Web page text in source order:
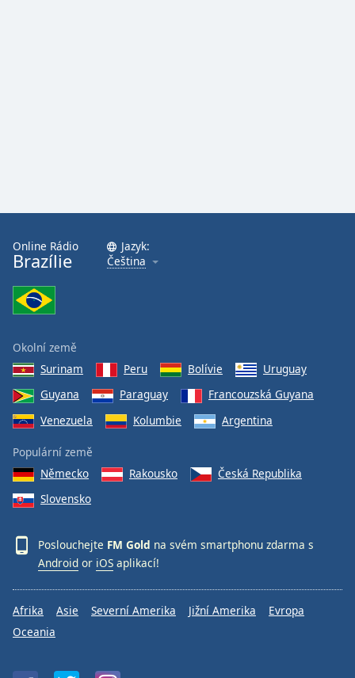
Online Rádio
Brazílie
Jazyk:
Čeština
Okolní země
Surinam
Peru Bolívie
Uruguay
Guyana
Paraguay
Francouzská Guyana
Venezuela
Kolumbie Argentina
Populární země
Německo
Rakousko
Česká Republika
Slovensko
Poslouchejte FM Gold na svém smartphonu zdarma s
Android or iOS aplikací!
Afrika Asie Severní Amerika Jižní Amerika
Evropa
Oceania